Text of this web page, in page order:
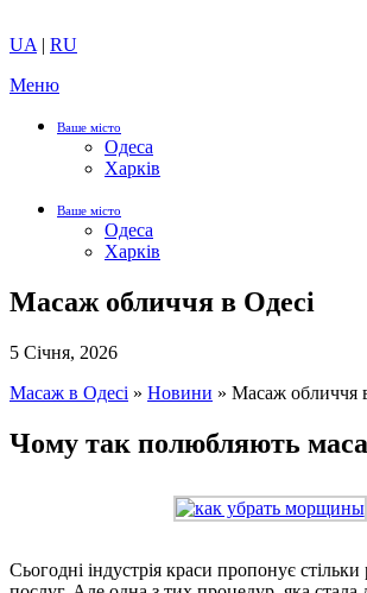
UA | RU
Меню
Ваше місто
Одеса
Харків
Ваше місто
Одеса
Харків
Масаж обличчя в Одесі
5 Січня, 2026
Масаж в Одесі » Новини » Масаж обличчя
Чому так полюбляють
Сьогодні індустрія краси пропонує